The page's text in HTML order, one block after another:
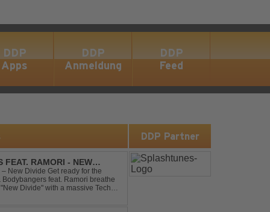
DDP
Apps
DDP
Anmeldung
DDP
Feed
FEAT. RAMORI - NEW
New Divide Get ready for the
feat. Ramori breathe
Divide" with a massive Techno
DDP Partner